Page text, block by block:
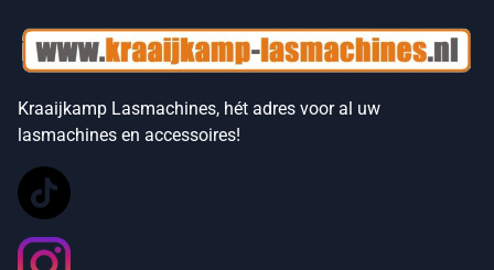
Kraaijkamp Lasmachines, hét adres voor al uw
lasmachines en accessoires!